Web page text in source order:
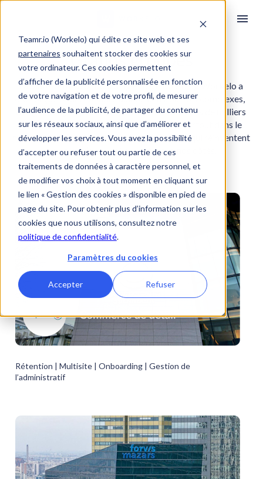
Teamr.io (Workelo) qui édite ce site web et ses
partenaires souhaitent stocker des cookies sur
votre ordinateur. Ces cookies permettent
d’afficher de la publicité personnalisée en fonction
de votre navigation et de votre profil, de mesurer
l’audience de la publicité, de partager du contenu
sur les réseaux sociaux, ainsi que d’améliorer et
développer les services. Vous avez la possibilité
d’accepter ou refuser tout ou partie de ces
traitements de données à caractère personnel, et
de modifier vos choix à tout moment en cliquant sur
le lien « Gestion des cookies » disponible en pied de
page du site. Pour obtenir plus d’information sur les
cookies que nous utilisons, consultez notre
politique de confidentialité.
Paramètres du cookies
Accepter Refuser
Grands groupes
La plateforme d'onboarding et d'offboarding Workelo a
été conçue pour répondre aux besoins, parfois complexes,
des grands groupes.  Chaque mois, des dizaines de milliers
de collaborateurs utilisent nos solutions, partout dans le
monde.  Découvrez les témoignages de ceux qui réinventent
leur expérience collaborateurs à nos côtés.
Rétention | Multisite | Onboarding | Gestion de
l’administratif